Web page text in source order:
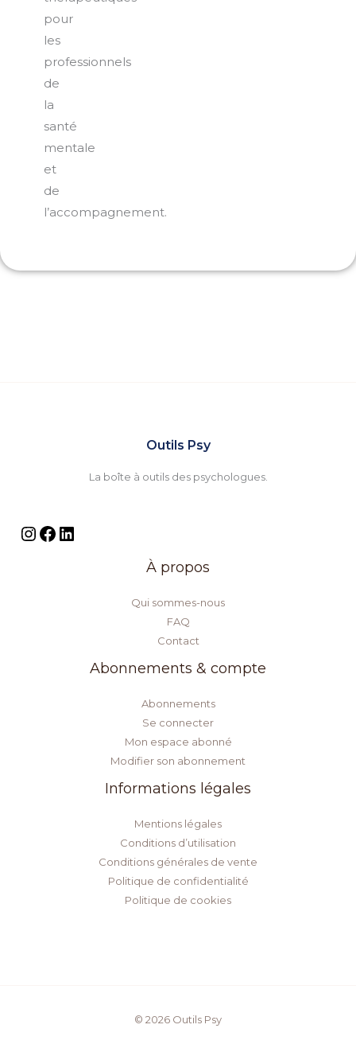
pour
les
professionnels
de
la
santé
mentale
et
de
l’accompagnement.
Outils Psy
La boîte à outils des psychologues.
À propos
Qui sommes-nous
FAQ
Contact
Abonnements & compte
Abonnements
Se connecter
Mon espace abonné
Modifier son abonnement
Informations légales
Mentions légales
Conditions d’utilisation
Conditions générales de vente
Politique de confidentialité
Politique de cookies
© 2026 Outils Psy